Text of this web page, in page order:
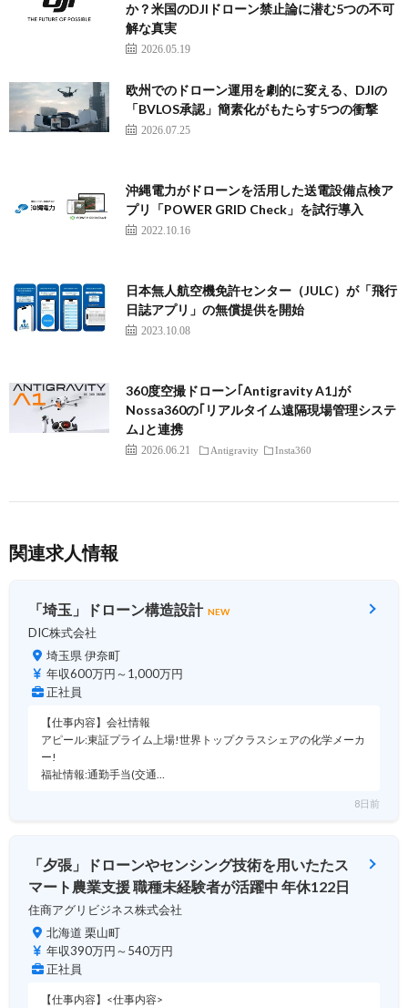
か？米国のDJIドローン禁止論に潜む5つの不可
解な真実
2026.05.19
欧州でのドローン運用を劇的に変える、DJIの
「BVLOS承認」簡素化がもたらす5つの衝撃
2026.07.25
沖縄電力がドローンを活用した送電設備点検ア
プリ「POWER GRID Check」を試行導入
2022.10.16
日本無人航空機免許センター（JULC）が「飛行
日誌アプリ」の無償提供を開始
2023.10.08
360度空撮ドローン｢Antigravity A1｣が
Nossa360の｢リアルタイム遠隔現場管理システ
ム｣と連携
2026.06.21 Antigravity Insta360
関連求人情報
「埼玉」ドローン構造設計 NEW
DIC株式会社
埼玉県 伊奈町
年収600万円～1,000万円
正社員
【仕事内容】会社情報
アピール:東証プライム上場!世界トップクラスシェアの化学メーカ
ー!
福祉情報:通勤手当(交通…
8日前
「夕張」ドローンやセンシング技術を用いたたス
マート農業支援 職種未経験者が活躍中 年休122日
住商アグリビジネス株式会社
北海道 栗山町
年収390万円～540万円
正社員
【仕事内容】<仕事内容>